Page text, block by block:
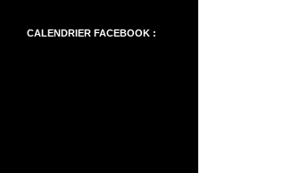
CALENDRIER FACEBOOK :